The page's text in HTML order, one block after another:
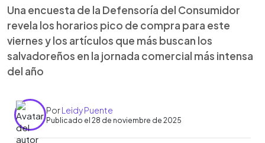
Una encuesta de la Defensoría del Consumidor
revela los horarios pico de compra para este
viernes y los artículos que más buscan los
salvadoreños en la jornada comercial más intensa
del año
PorLeidy Puente
Publicado el 28 de noviembre de 2025